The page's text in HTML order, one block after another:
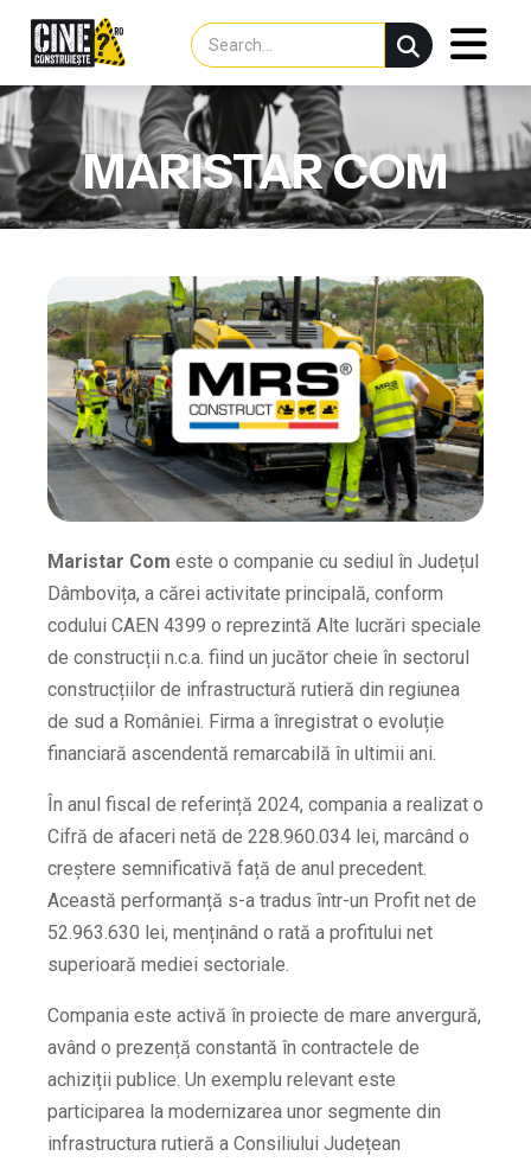
MARISTAR COM
Maristar Com este o companie cu sediul în Județul
Dâmbovița, a cărei activitate principală, conform
codului CAEN 4399 o reprezintă Alte lucrări speciale
de construcții n.c.a. fiind un jucător cheie în sectorul
construcțiilor de infrastructură rutieră din regiunea
de sud a României. Firma a înregistrat o evoluție
financiară ascendentă remarcabilă în ultimii ani.
În anul fiscal de referință 2024, compania a realizat o
Cifră de afaceri netă de 228.960.034 lei, marcând o
creștere semnificativă față de anul precedent.
Această performanță s-a tradus într-un Profit net de
52.963.630 lei, menținând o rată a profitului net
superioară mediei sectoriale.
Compania este activă în proiecte de mare anvergură,
având o prezență constantă în contractele de
achiziții publice. Un exemplu relevant este
participarea la modernizarea unor segmente din
infrastructura rutieră a Consiliului Județean